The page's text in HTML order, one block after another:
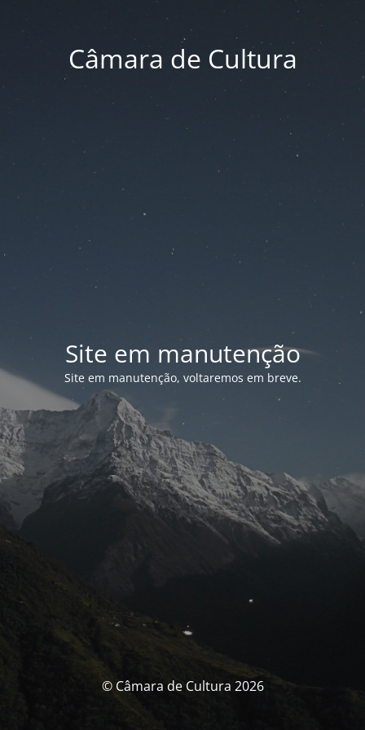
Câmara de Cultura
Site em manutenção
Site em manutenção, voltaremos em breve.
© Câmara de Cultura 2026